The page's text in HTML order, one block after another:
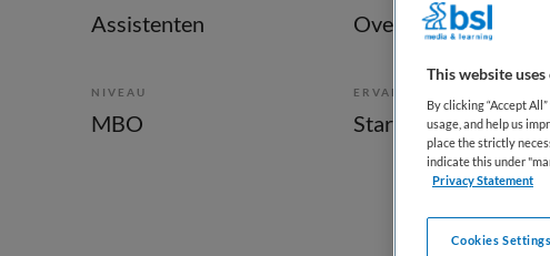
Assistenten
NIVEAU
MBO
ERVARING
Starter
This website
By clicking “Accept
usage, and help us
place the strictly
indicate this under
Privacy Statement
Cookies Settings